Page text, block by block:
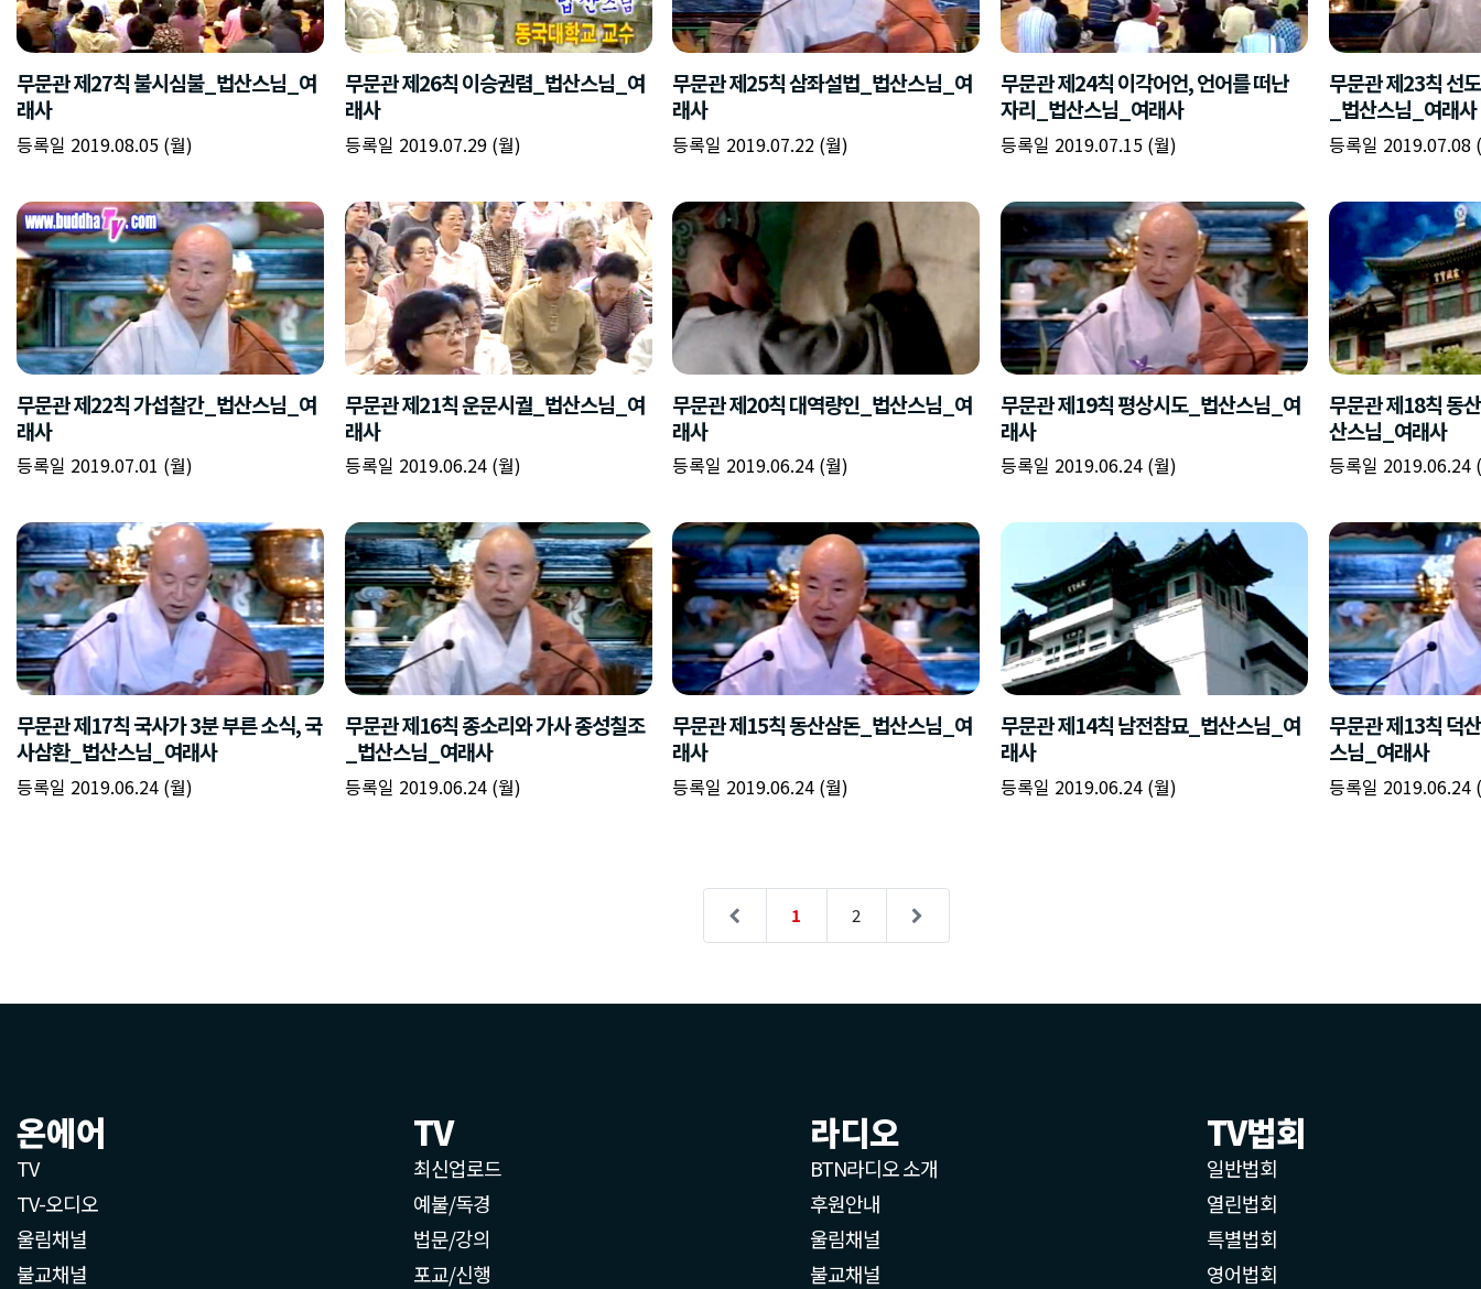
무문관 제27칙 불시심불_법산스님_여
래사
등록일 2019.08.05 (월)
무문관 제26칙 이승권렴_법산스님_여
래사
등록일 2019.07.29 (월)
무문관 제25칙 삼좌설법_법산스님_여
래사
등록일 2019.07.22 (월)
무문관 제24칙 이각어언, 언어를 떠난
자리_법산스님_여래사
등록일 2019.07.15 (월)
무문관 제23칙 선
_법산스님_여래사
등록일 2019.07.08
무문관 제22칙 가섭찰간_법산스님_여
래사
등록일 2019.07.01 (월)
무문관 제21칙 운문시궐_법산스님_여
래사
등록일 2019.06.24 (월)
무문관 제20칙 대역량인_법산스님_여
래사
등록일 2019.06.24 (월)
무문관 제19칙 평상시도_법산스님_여
래사
등록일 2019.06.24 (월)
무문관 제18칙 동
산스님_여래사
등록일 2019.06.24
무문관 제17칙 국사가 3분 부른 소식, 국
사삼환_법산스님_여래사
등록일 2019.06.24 (월)
무문관 제16칙 종소리와 가사 종성칠조
_법산스님_여래사
등록일 2019.06.24 (월)
무문관 제15칙 동산삼돈_법산스님_여
래사
등록일 2019.06.24 (월)
무문관 제14칙 남전참묘_법산스님_여
래사
등록일 2019.06.24 (월)
무문관 제13칙 덕
스님_여래사
등록일 2019.06.24
1 2
온에어
TV
TV-오디오
울림채널
불교채널
TV
최신업로드
예불/독경
법문/강의
포교/신행
라디오
BTN라디오 소개
후원안내
울림채널
불교채널
TV법회
일반법회
열린법회
특별법회
영어법회